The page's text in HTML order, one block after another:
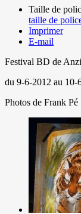
Taille de
taille de
Imprimer
E-mail
Festival BD de
du 9-6-2012 au 10-
Photos de Frank Pé